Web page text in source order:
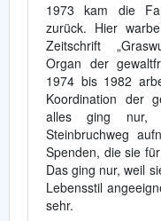
1973 kam die
zurück. Hier
Zeitschrift
Organ der
1974 bis 1982
Koordination der
alles ging nur,
Steinbruchweg
Spenden, die sie
Das ging nur, weil
Lebensstil
sehr.